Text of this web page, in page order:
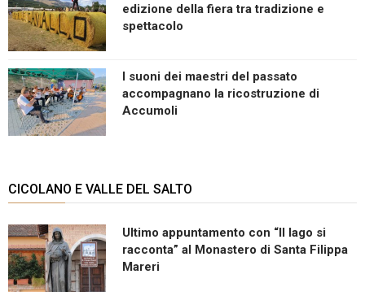
edizione della fiera tra tradizione e
spettacolo
I suoni dei maestri del passato
accompagnano la ricostruzione di
Accumoli
CICOLANO E VALLE DEL SALTO
Ultimo appuntamento con “Il lago si
racconta” al Monastero di Santa Filippa
Mareri